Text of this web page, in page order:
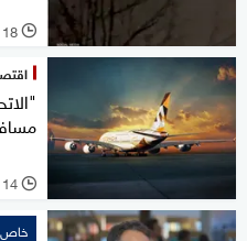
l 18 مايو 2025
مسافر
l 14 مايو 2025
خاص